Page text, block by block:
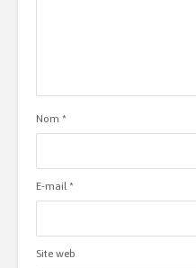
Nom *
E-mail*
Site web